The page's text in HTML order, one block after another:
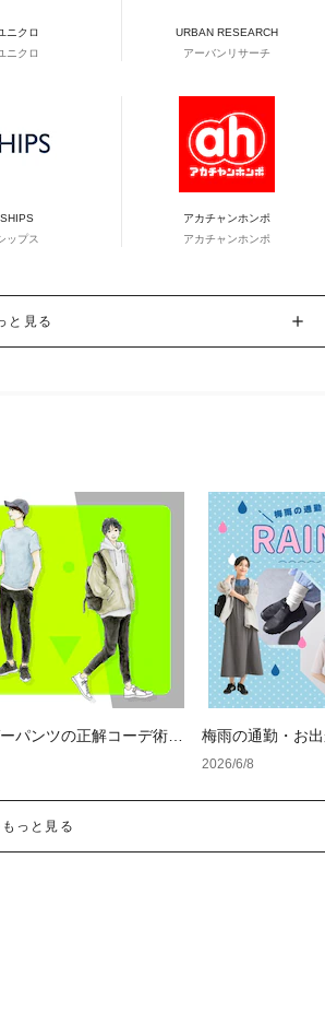
ニクロ
ニクロ
URBAN RESEARCH
アーバンリサーチ
SHIPS
ップス
アカチャンホンポ
アカチャンホンポ
と見る
パンツの正解コーデ術。
方からおすすめスタイ
梅雨の通勤・お
性抜群なレイング
2026/6/8
っと見る